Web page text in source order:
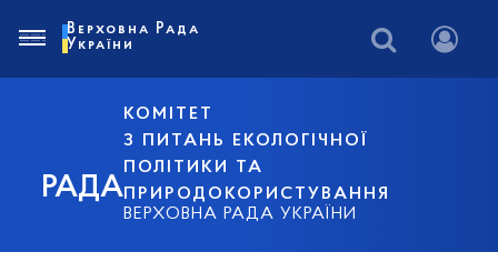
РАДА
КОМІТЕТ
З ПИТАНЬ ЕКОЛОГІЧНОЇ
ПОЛІТИКИ ТА
ПРИРОДОКОРИСТУВАННЯ
ВЕРХОВНА РАДА УКРАЇНИ
Верховна Рада
України